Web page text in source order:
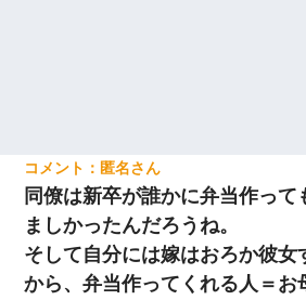
匿名
同僚は新卒が誰かに弁当作って
ましかったんだろうね。
そして自分には嫁はおろか彼女
から、弁当作ってくれる人＝お